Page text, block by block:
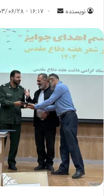
نویسنده
س
ا
ب
ه
ا
ی
ی
ل
16:17 - 1403/06/28